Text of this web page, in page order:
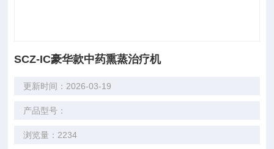
SCZ-IC豪华款中药熏蒸治疗机
更新时间：2026-03-19
产品型号：
浏览量：2234